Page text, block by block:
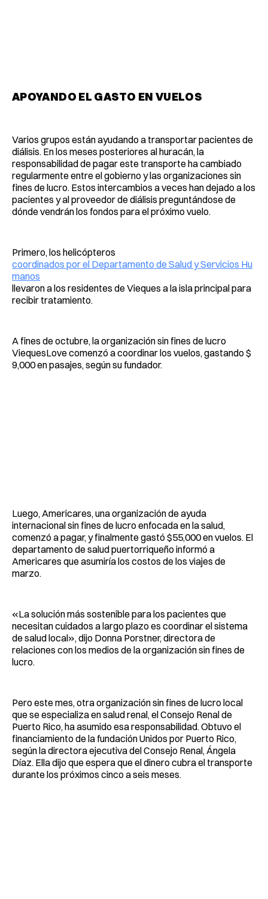
APOYANDO EL GASTO EN VUELOS
Varios grupos están ayudando a transportar pacientes de
diálisis. En los meses posteriores al huracán, la
responsabilidad de pagar este transporte ha cambiado
regularmente entre el gobierno y las organizaciones sin
fines de lucro. Estos intercambios a veces han dejado a los
pacientes y al proveedor de diálisis preguntándose de
dónde vendrán los fondos para el próximo vuelo.
Primero, los helicópteros
coordinados por el Departamento de Salud y Servicios Hu
manos
llevaron a los residentes de Vieques a la isla principal para
recibir tratamiento.
A fines de octubre, la organización sin fines de lucro
ViequesLove comenzó a coordinar los vuelos, gastando $
9,000 en pasajes, según su fundador.
Luego, Americares, una organización de ayuda
internacional sin fines de lucro enfocada en la salud,
comenzó a pagar, y finalmente gastó $55,000 en vuelos. El
departamento de salud puertorriqueño informó a
Americares que asumiría los costos de los viajes de
marzo.
«La solución más sostenible para los pacientes que
necesitan cuidados a largo plazo es coordinar el sistema
de salud local», dijo Donna Porstner, directora de
relaciones con los medios de la organización sin fines de
lucro.
Pero este mes, otra organización sin fines de lucro local
que se especializa en salud renal, el Consejo Renal de
Puerto Rico, ha asumido esa responsabilidad. Obtuvo el
financiamiento de la fundación Unidos por Puerto Rico,
según la directora ejecutiva del Consejo Renal, Ángela
Díaz. Ella dijo que espera que el dinero cubra el transporte
durante los próximos cinco a seis meses.